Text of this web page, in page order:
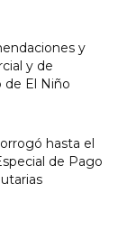
y
y de
de El Niño
hasta el
de Pago